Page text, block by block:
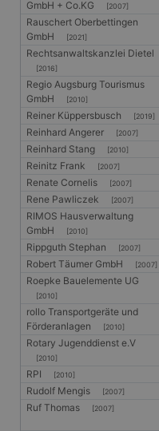
GmbH + Co.KG [2007]
Rauschert Oberbettingen
GmbH
[2021]
Rechtsanwaltskanzlei Dietel
[2016]
Regio Augsburg Tourismus
GmbH
[2010]
Reiner Küppersbusch [2019]
Reinhard Angerer [2007]
Reinhard Stang [2010]
Reinitz Frank [2007]
Renate Cornelis [2007]
Rene Pawliczek [2007]
RIMOS Hausverwaltung
GmbH
[2010]
Rippguth Stephan [2007]
Robert Täumer GmbH [2007]
Roepke Bauelemente UG
[2010]
rollo Transportgeräte und
Förderanlagen
[2010]
Rotary Jugenddienst e.V
[2010]
RPI [2010]
Rudolf Mengis [2007]
Ruf Thomas [2007]